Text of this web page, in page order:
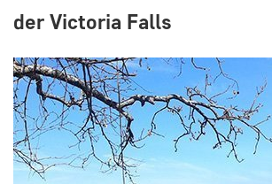
der Victoria Falls